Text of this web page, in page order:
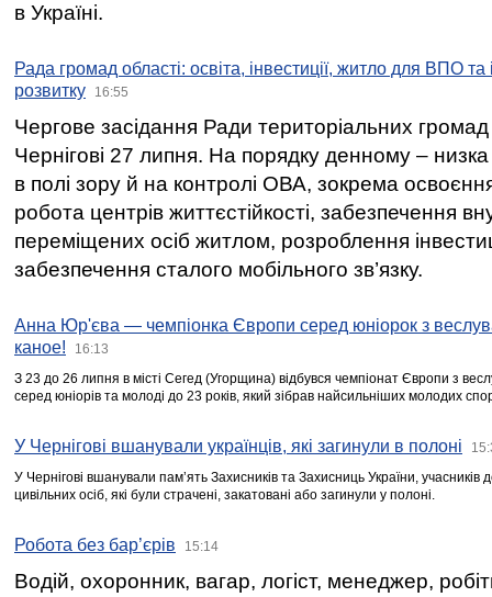
в Україні.
Рада громад області: освіта, інвестиції, житло для ВПО
розвитку
16:55
Чергове засідання Ради територіальних громад
Чернігові 27 липня. На порядку денному –
в полі зору й на контролі ОВА, зокрема освоєння
робота центрів життєстійкості, забезпечення
переміщених осіб житлом, розроблення
забезпечення сталого мобільного зв’язку.
Анна Юр'єва — чемпіонка Європи серед юніорок з
каное!
16:13
З 23 до 26 липня в місті Сегед (Угорщина) відбувся чемпіонат Європи з
серед юніорів та молоді до 23 років, який зібрав найсильніших молодих
У Чернігові вшанували українців, які загинули в полоні
У Чернігові вшанували пам’ять Захисників та Захисниць України,
цивільних осіб, які були страчені, закатовані або загинули у полоні.
Робота без бар’єрів 15:14
Водій, охоронник, вагар, логіст, менеджер,